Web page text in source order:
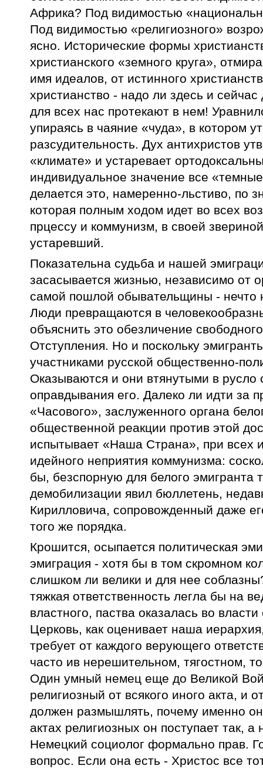
Африка? Под видимостью
Под видимостью «религиозного»
ясно. Исторические формы
христианского «земного круга»,
имя идеалов, от истинного
христианство - надо ли здесь и
для всех нас протекают в нем!
упираясь в чаяние «чуда», в котором
разсудительность. Дух антихристов
«климате» и устаревает
индивидуальное значение все
делается это, намеренно-льстиво,
которая полным ходом идет во всех
прцессу и коммунизм, в своей
устаревший.
Показательна судьба и нашей
засасывается жизнью, независимо от
самой пошлой обывательщины - нечто
Люди превращаются в
объяснить это обезличение
Отступления. Но и поскольку
участниками русской общественно-
Оказываются и они втянутыми в русло
оправдывания его. Далеко ли идти за
«Часового», заслуженного органа
общественной реакции против этой
испытывает «Наша Страна», при всех
идейного неприятия коммунизма:
бы, безспорную для белого
демобилизации явил бюллетень,
Кирилловича, сопровожденный даже
того же порядка.
Крошится, осыпается политическая
эмиграция - хотя бы в том скромном
слишком ли велики и для нее
тяжкая ответственность легла бы на
властного, паства оказалась во
Церковь, как оценивает наша
требует от каждого верующего
часто ив нерешительном, тягостном,
Один умный немец еще до Великой
религиозный от всякого иного акта, и
должен размышлять, почему именно
актах религиозных он поступает так,
Немецкий социолог формально прав.
вопрос. Если она есть - Христос все